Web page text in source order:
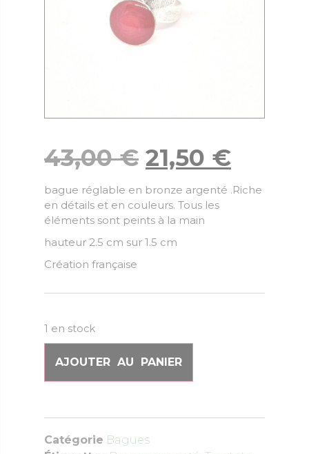
43,00€ 21,50 €
bague réglable en bronze argenté .Riche
en détails et en couleurs. Tous les
éléments sont peints à la main
hauteur 2.5 cm sur 1.5 cm
Création française
1 en stock
AJOUTER AU PANIER
Catégorie Bagues